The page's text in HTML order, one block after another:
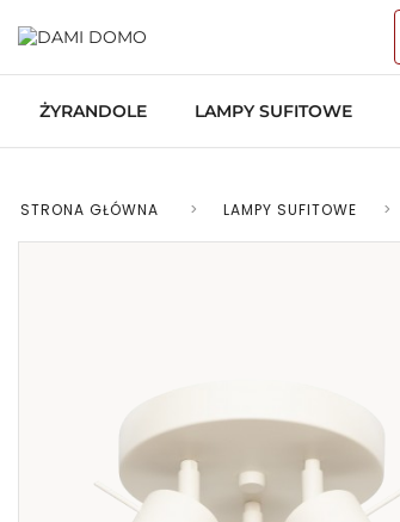
ŻYRANDOLE LAMPY SUFITOWE
STRONA GŁÓWNA > LAMPY SUFITOWE >